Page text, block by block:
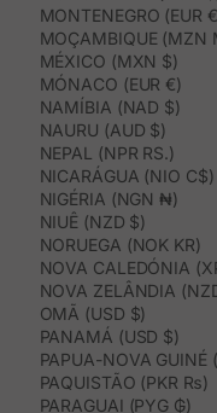
MONTENEGRO (EUR
MOÇAMBIQUE (MZN
MÉXICO (MXN $)
MÓNACO (EUR €)
NAMÍBIA (NAD $)
NAURU (AUD $)
NEPAL (NPR RS.)
NICARÁGUA (NIO C$)
NIGÉRIA (NGN ₦)
NIUÊ (NZD $)
NORUEGA (NOK KR)
NOVA CALEDÓNIA
NOVA ZELÂNDIA
OMÃ (USD $)
PANAMÁ (USD $)
PAPUA-NOVA GUINÉ
PAQUISTÃO (PKR ₨)
PARAGUAI (PYG ₲)